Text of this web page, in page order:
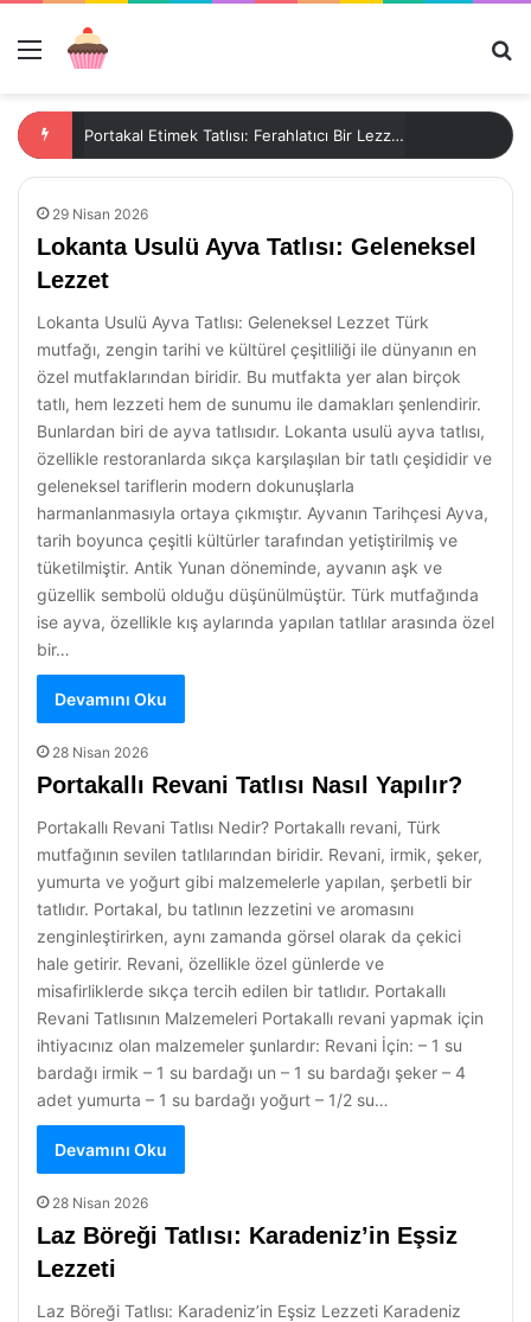
Menü
Portakal Etimek Tatlısı: Ferahlatıcı Bir Lezzet
29 Nisan 2026
Lokanta Usulü Ayva Tatlısı: Geleneksel
Lezzet
Lokanta Usulü Ayva Tatlısı: Geleneksel Lezzet Türk
mutfağı, zengin tarihi ve kültürel çeşitliliği ile dünyanın en
özel mutfaklarından biridir. Bu mutfakta yer alan birçok
tatlı, hem lezzeti hem de sunumu ile damakları şenlendirir.
Bunlardan biri de ayva tatlısıdır. Lokanta usulü ayva tatlısı,
özellikle restoranlarda sıkça karşılaşılan bir tatlı çeşididir ve
geleneksel tariflerin modern dokunuşlarla
harmanlanmasıyla ortaya çıkmıştır. Ayvanın Tarihçesi Ayva,
tarih boyunca çeşitli kültürler tarafından yetiştirilmiş ve
tüketilmiştir. Antik Yunan döneminde, ayvanın aşk ve
güzellik sembolü olduğu düşünülmüştür. Türk mutfağında
ise ayva, özellikle kış aylarında yapılan tatlılar arasında özel
bir…
Devamını Oku
28 Nisan 2026
Portakallı Revani Tatlısı Nasıl Yapılır?
Portakallı Revani Tatlısı Nedir? Portakallı revani, Türk
mutfağının sevilen tatlılarından biridir. Revani, irmik, şeker,
yumurta ve yoğurt gibi malzemelerle yapılan, şerbetli bir
tatlıdır. Portakal, bu tatlının lezzetini ve aromasını
zenginleştirirken, aynı zamanda görsel olarak da çekici
hale getirir. Revani, özellikle özel günlerde ve
misafirliklerde sıkça tercih edilen bir tatlıdır. Portakallı
Revani Tatlısının Malzemeleri Portakallı revani yapmak için
ihtiyacınız olan malzemeler şunlardır: Revani İçin: – 1 su
bardağı irmik – 1 su bardağı un – 1 su bardağı şeker – 4
adet yumurta – 1 su bardağı yoğurt – 1/2 su…
Devamını Oku
28 Nisan 2026
Laz Böreği Tatlısı: Karadeniz’in Eşsiz
Lezzeti
Laz Böreği Tatlısı: Karadeniz’in Eşsiz Lezzeti Karadeniz